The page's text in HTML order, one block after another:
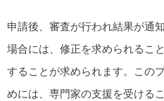
申請後、審査が行われ結果が通
場合には、修正を求められるこ
することが求められます。この
めには、専門家の支援を受ける